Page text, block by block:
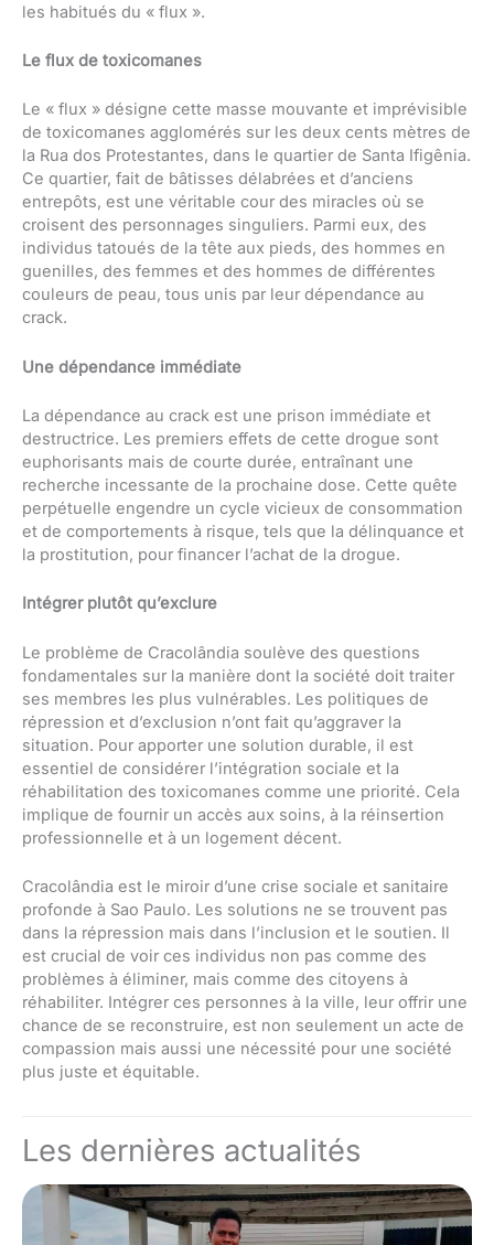
les habitués du « flux ».
Le flux de toxicomanes
Le « flux » désigne cette masse mouvante et imprévisible
de toxicomanes agglomérés sur les deux cents mètres de
la Rua dos Protestantes, dans le quartier de Santa Ifigênia.
Ce quartier, fait de bâtisses délabrées et d’anciens
entrepôts, est une véritable cour des miracles où se
croisent des personnages singuliers. Parmi eux, des
individus tatoués de la tête aux pieds, des hommes en
guenilles, des femmes et des hommes de différentes
couleurs de peau, tous unis par leur dépendance au
crack.
Une dépendance immédiate
La dépendance au crack est une prison immédiate et
destructrice. Les premiers effets de cette drogue sont
euphorisants mais de courte durée, entraînant une
recherche incessante de la prochaine dose. Cette quête
perpétuelle engendre un cycle vicieux de consommation
et de comportements à risque, tels que la délinquance et
la prostitution, pour financer l’achat de la drogue.
Intégrer plutôt qu’exclure
Le problème de Cracolândia soulève des questions
fondamentales sur la manière dont la société doit traiter
ses membres les plus vulnérables. Les politiques de
répression et d’exclusion n’ont fait qu’aggraver la
situation. Pour apporter une solution durable, il est
essentiel de considérer l’intégration sociale et la
réhabilitation des toxicomanes comme une priorité. Cela
implique de fournir un accès aux soins, à la réinsertion
professionnelle et à un logement décent.
Cracolândia est le miroir d’une crise sociale et sanitaire
profonde à Sao Paulo. Les solutions ne se trouvent pas
dans la répression mais dans l’inclusion et le soutien. Il
est crucial de voir ces individus non pas comme des
problèmes à éliminer, mais comme des citoyens à
réhabiliter. Intégrer ces personnes à la ville, leur offrir une
chance de se reconstruire, est non seulement un acte de
compassion mais aussi une nécessité pour une société
plus juste et équitable.
Les dernières actualités